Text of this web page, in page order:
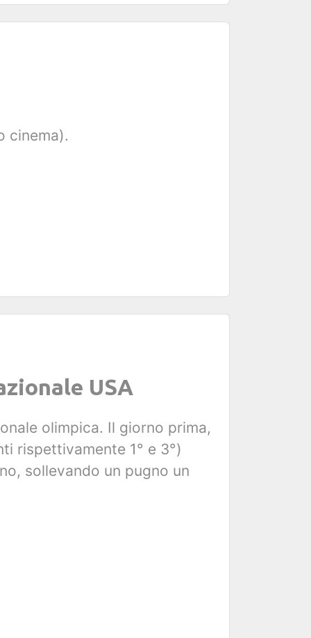
cinema).
USA
olimpica. Il giorno prima,
rispettivamente 1° e 3°)
sollevando un pugno un